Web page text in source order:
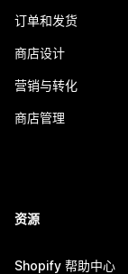
订单和发货
商店设计
营销与转化
商店管理
资源
Shopify 帮助中心